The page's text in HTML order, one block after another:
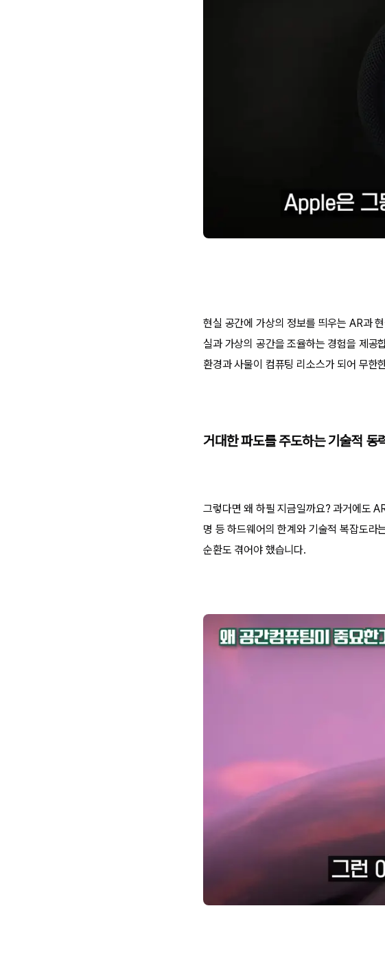
현실 공간에 가상의 정보를 띄우는 AR과
실과 가상의 공간을 조율하는 경험을 제공
환경과 사물이 컴퓨팅 리소스가 되어 무한
거대한 파도를 주도하는 기술적 동
그렇다면 왜 하필 지금일까요? 과거에도
명 등 하드웨어의 한계와 기술적 복잡도라
순환도 겪어야 했습니다.